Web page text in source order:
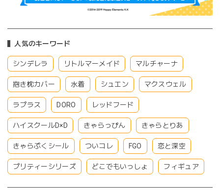
人気のキーワード
シンデレラ リトルマーメイド マルチャーナ
抱き枕カバー 水着 シュエン マクスウェル
ラプラス DORO レッドフード
ハイスクールD×D きゃらっぴん きゃらとりあ
きゃらぷくシール ついコレ FGO 恋と深空
プリティーシリーズ どこでもいっしょ フィギュア